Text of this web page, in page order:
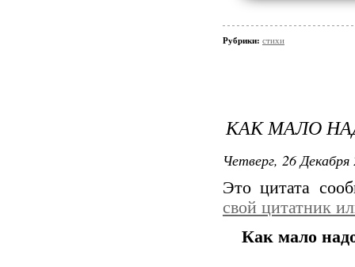
Рубрики: стихи
КАК МАЛО
Четверг, 26
Это цитата
свой цитатник
Как мало